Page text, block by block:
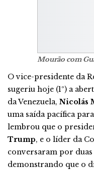
Mourão com
O vice-presidente da
sugeriu hoje (1º) a
da Venezuela, Nicolás
uma saída pacífica
lembrou que o
Trump, e o líder da
conversaram por duas
demonstrando que o